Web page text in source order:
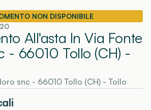
NON DISPONIBILE
All'asta In Via Fonte
- 66010 Tollo (CH) -
snc - 66010 Tollo (CH) - Tollo